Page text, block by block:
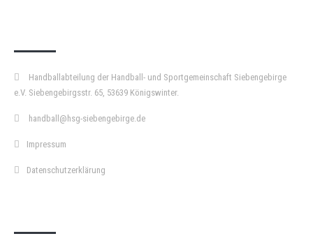
Handballabteilung der Handball- und Sportgemeinschaft Siebengebirge
e.V. Siebengebirgsstr. 65, 53639 Königswinter.
handball@hsg-siebengebirge.de
Impressum
Datenschutzerklärung